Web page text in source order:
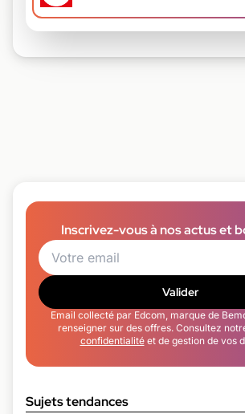
Inscrivez-vous à nos actus et
Valider
Email collecté par Edcom, marque de
renseigner sur des offres. Consultez
confidentialitéet de gestion de vos
Sujets tendances